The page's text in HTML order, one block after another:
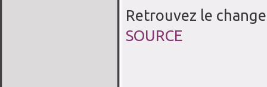
Retrouvez le
SOURCE